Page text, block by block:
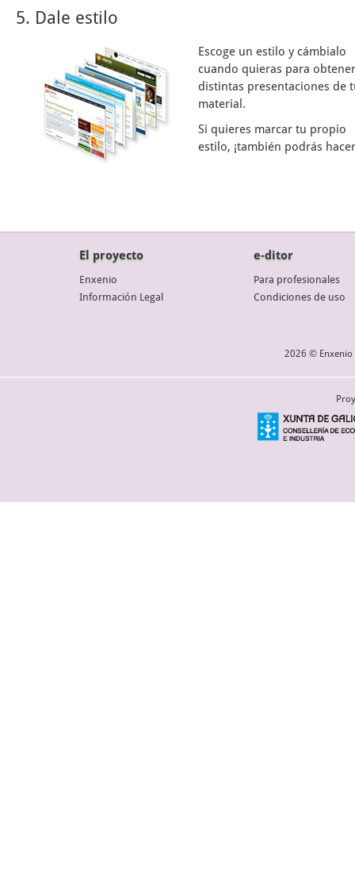
5. Dale estilo
Escoge un estilo y cámbialo
cuando quieras para obtener
distintas presentaciones de
material.
Si quieres marcar tu propio
estilo, ¡también podrás
El proyecto
Enxenio
Información Legal
e-ditor
Para profesionales
Condiciones de uso
2026 © Enxenio